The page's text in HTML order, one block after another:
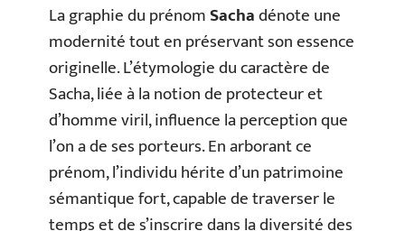
La graphie du prénomSachadénote une
modernité tout en préservant son essence
originelle. L’étymologie du caractère de
Sacha, liée à la notion de protecteur et
d’homme viril, influence la perception que
l’on a de ses porteurs. En arborant ce
prénom, l’individu hérite d’un patrimoine
sémantique fort, capable de traverser le
temps et de s’inscrire dans la diversité des